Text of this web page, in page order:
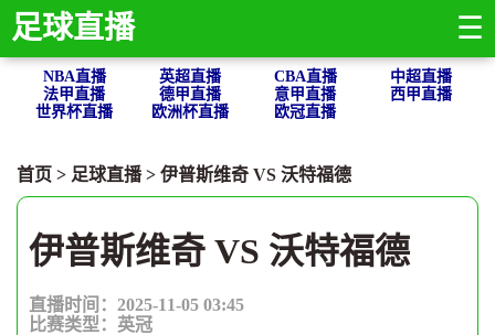
足球直播 ☰
NBA直播 英超直播 CBA直播
中超直播
法甲直播
德甲直播 意甲直播
西甲直播
世界杯直播
欧洲杯直播 欧冠直播
首页 > 足球直播> 伊普斯维奇 VS 沃特福德
伊普斯维奇 VS 沃特福德
直播时间：2025-11-05 03:45
比赛类型： 英冠